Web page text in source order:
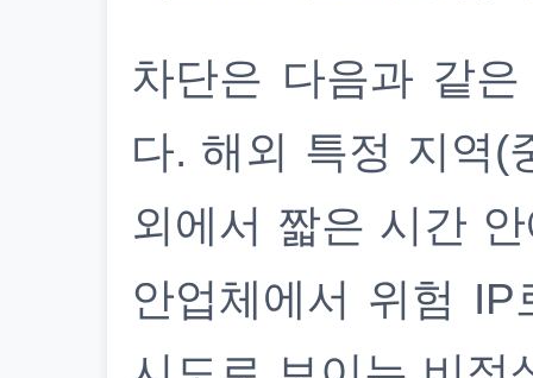
차단은 다음과 같
다. 해외 특정 지역(
외에서 짧은 시간
안업체에서 위험